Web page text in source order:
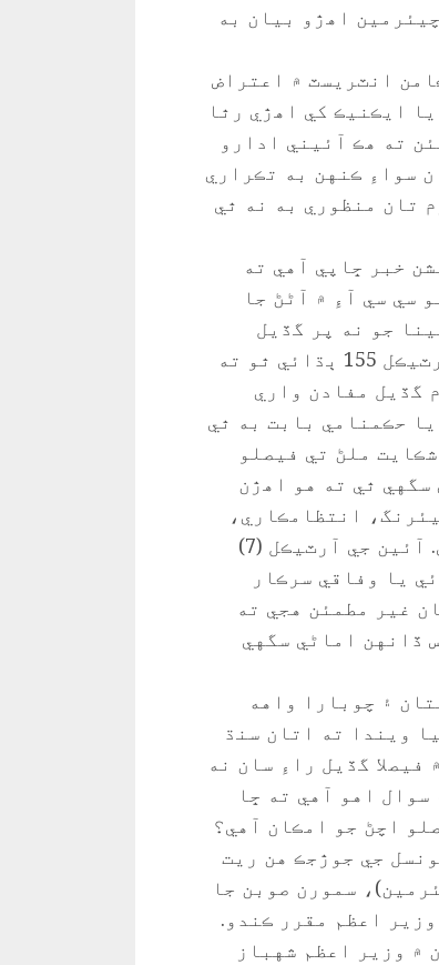
اهڙو بيان به
انٽريسٽ ۾ اعتراض
ايڪنيڪ کي اهڙي رٿا
ته هڪ آئيني ادارو
سواءِ ڪنهن به تڪراري
تان منظوري به نه ٿي
دي نيشن خبر ڇاپي آهي ته
سي سي آءِ ۾ آڻڻ جا
جو نه پر گڏيل
مفادن واري ڪائونسل جو اسم آهي. آئين جو آرٽيڪل 155 ٻڌائي ٿو ته
گڏيل مفادن واري
حڪمنامي بابت به ٿي
ملڻ تي فيصلو
ٿي ته هو اهڙن
انتظامڪاري،
ناڻي يا قانون بابت گهربل ڄاڻ ۽ تجربو هجي. آئين جي آرٽيڪل (7)
يا وفاقي سرڪار
غير مطمئن هجي ته
ڏانهن اماڻي سگهي
۽ چوبارا واهه
ويندا ته اتان سنڌ
گڏيل راءِ سان نه
اهو آهي ته ڇا
اچڻ جو امڪان آهي؟
ڪائونسل جي جوڙجڪ هن ريت
سمورن صوبن جا
اعظم مقرر ڪندو.
۾ وزير اعظم شهباز